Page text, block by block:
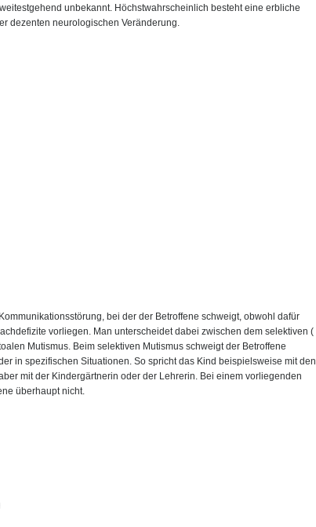
unbekannt. Höchstwahrscheinlich besteht eine erbliche
dezenten neurologischen Veränderung.
bei der der Betroffene schweigt, obwohl dafür
vorliegen. Man unterscheidet dabei zwischen dem selektiven (
Mutismus. Beim selektiven Mutismus schweigt der Betroffene
in spezifischen Situationen. So spricht das Kind beispielsweise mit den
mit der Kindergärtnerin oder der Lehrerin. Bei einem vorliegenden
überhaupt nicht.